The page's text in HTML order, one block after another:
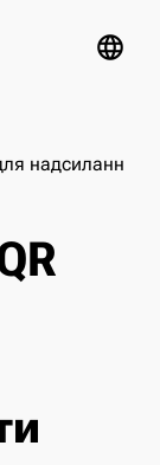
language
надсилання